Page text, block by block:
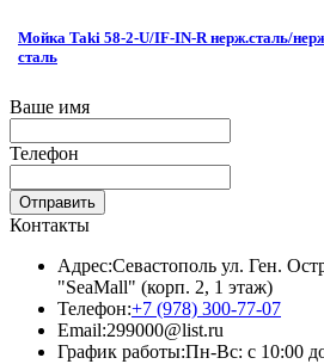
Мойка Taki 58-2-U/IF-IN-R нерж.сталь/
сталь
Ваше имя
Телефон
Отправить
Контакты
Адрес:Севастополь ул. Ген.
"SeaMall" (корп. 2, 1 этаж)
Телефон:+7 (978) 300-77-07
Email:299000@list.ru
График работы:Пн-Вс: с 10:00